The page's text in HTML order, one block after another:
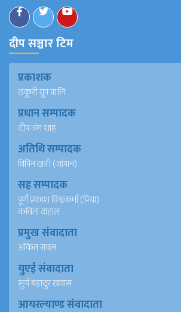
दीप सञ्चार टिम
प्रकाशक
ठकुरी ग्रुप प्रा.लि
प्रधान सम्पादक
दीप जंग शाह
अतिथि सम्पादक
विपिन खत्री (जापान)
सह सम्पादक
पूर्ण प्रकाश विश्वकर्मा (प्रिया)
कविता दाहाल
प्रमुख संवादाता
अंकित रावल
युएई संवादाता
सुर्य बहादुर खवास
आयरल्याण्ड संवादाता